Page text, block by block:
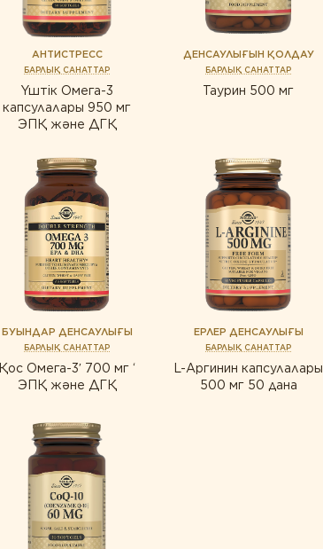
АНТИСТРЕСС
БАРЛЫҚ САНАТТАР
Үштік Омега-3
капсулалары 950 мг
ЭПҚ және ДГҚ
ДЕНСАУЛЫҒЫН ҚОЛДАУ
БАРЛЫҚ САНАТТАР
Таурин 500 мг
БУЫНДАР ДЕНСАУЛЫҒЫ
БАРЛЫҚ САНАТТАР
Қос Омега-3′ 700 мг ‘
ЭПҚ және ДГҚ
ЕРЛЕР ДЕНСАУЛЫҒЫ
БАРЛЫҚ САНАТТАР
L-Аргинин капсулалары
500 мг 50 дана